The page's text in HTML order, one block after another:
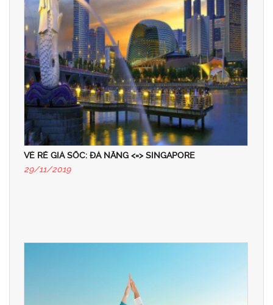
VÉ RẺ GIÁ SỐC: ĐÀ NẴNG <=> SINGAPORE
29/11/2019